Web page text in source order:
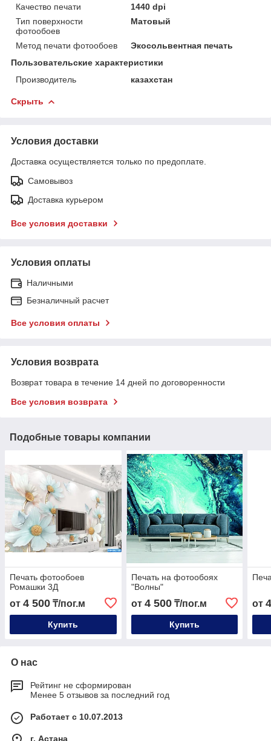
Качество печати
1440 dpi
Тип поверхности
фотообоев
Матовый
Метод печати фотообоев
Экосольвентная печать
Пользовательские характеристики
Производитель
казахстан
Скрыть
Условия доставки
Доставка осуществляется только по предоплате.
Самовывоз
Доставка курьером
Все условия доставки
Условия оплаты
Наличными
Безналичный расчет
Все условия оплаты
Условия возврата
Возврат товара в течение 14 дней по договоренности
Все условия возврата
Подобные товары компании
Печать фотообоев
Ромашки 3Д
от 4 500 ₸/пог.м
Купить
Печать на фотообоях
"Волны"
от 4 500₸/пог.м
Купить
от
О нас
Рейтинг не сформирован
Менее 5 отзывов за последний год
Работает с 10.07.2013
г. Астана